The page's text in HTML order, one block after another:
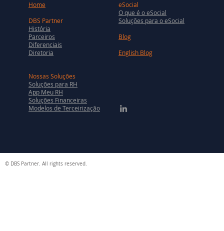
Home
DBS Partner
História
Parceiros
Diferenciais
Diretoria
eSocial
O que é o eSocial
Soluções para o eSocial
Blog
English Blog
Nossas Soluções
Soluções para RH
App Meu RH
Soluções Financeiras
Modelos de Terceirização
© DBS Partner. All rights reserved.